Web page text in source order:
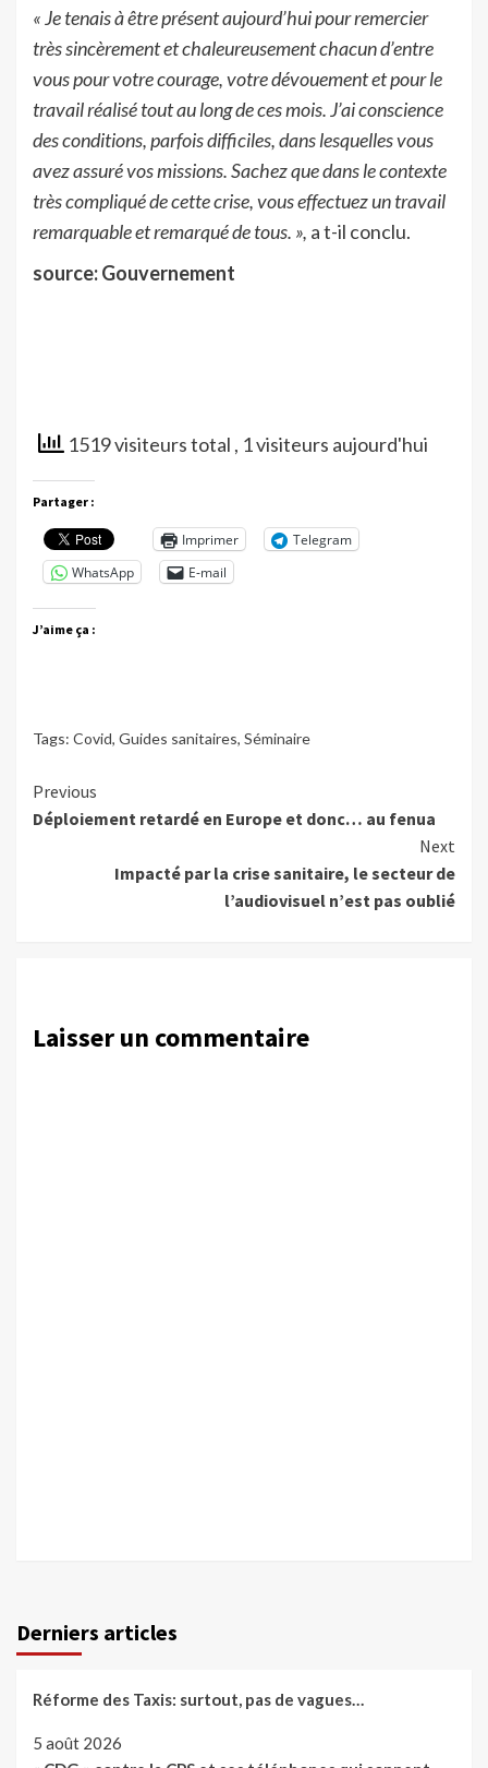
« Je tenais à être présent aujourd’hui pour remercier
très sincèrement et chaleureusement chacun d’entre
vous pour votre courage, votre dévouement et pour le
travail réalisé tout au long de ces mois. J’ai conscience
des conditions, parfois difficiles, dans lesquelles vous
avez assuré vos missions. Sachez que dans le contexte
très compliqué de cette crise, vous effectuez un travail
remarquable et remarqué de tous. », a t-il conclu.
source: Gouvernement
1519 visiteurs total , 1 visiteurs aujourd'hui
Partager :
Imprimer
Telegram
WhatsApp
E-mail
J’aime ça :
Tags: Covid, Guides sanitaires, Séminaire
Continue
Reading
Previous
Déploiement retardé en Europe et donc… au fenua
Next
Impacté par la crise sanitaire, le secteur de
l’audiovisuel n’est pas oublié
Laisser un commentaire
Derniers articles
Réforme des Taxis: surtout, pas de vagues…
5 août 2026